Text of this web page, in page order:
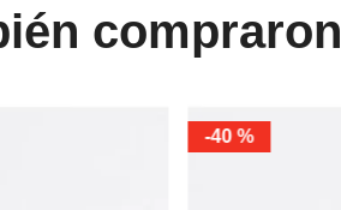
compraron
-40 %